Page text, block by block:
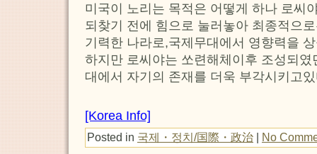
미국이 노리는 목적은 어떻게 하나 로씨
되찾기 전에 힘으로 눌러놓아 최종적으
기력한 나라로,국제무대에서 영향력을
하지만 로씨야는 쏘련해체이후 조성되
대에서 자기의 존재를 더욱 부각시키고
[Korea Info]
Posted in 국제・정치/国際・政治 | No